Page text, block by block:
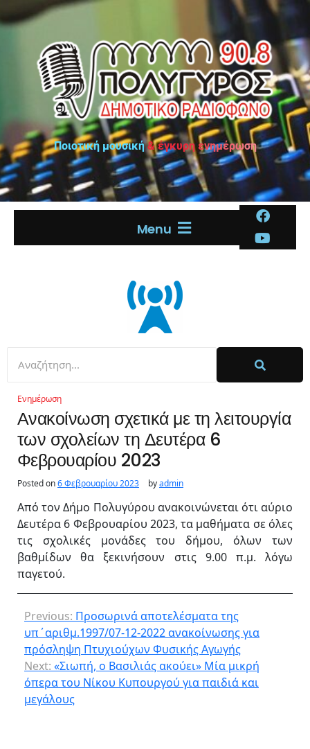
Ποιοτική μουσική & έγκυρη ενημέρωση
Menu
Ενημέρωση
Ανακοίνωση σχετικά με τη λειτουργία
των σχολείων τη Δευτέρα 6
Φεβρουαρίου 2023
Posted on6 Φεβρουαρίου 2023 byadmin
Από τον Δήμο Πολυγύρου ανακοινώνεται ότι αύριο
Δευτέρα 6 Φεβρουαρίου 2023, τα μαθήματα σε όλες
τις σχολικές μονάδες του δήμου, όλων των
βαθμίδων θα ξεκινήσουν στις 9.00 π.μ. λόγω
παγετού.
Previous: Προσωρινά αποτελέσματα της
υπ΄αριθμ.1997/07-12-2022 ανακοίνωσης για
πρόσληψη Πτυχιούχων Φυσικής Αγωγής
Next: «Σιωπή, ο Βασιλιάς ακούει» Μία μικρή
όπερα του Νίκου Κυπουργού για παιδιά και
μεγάλους